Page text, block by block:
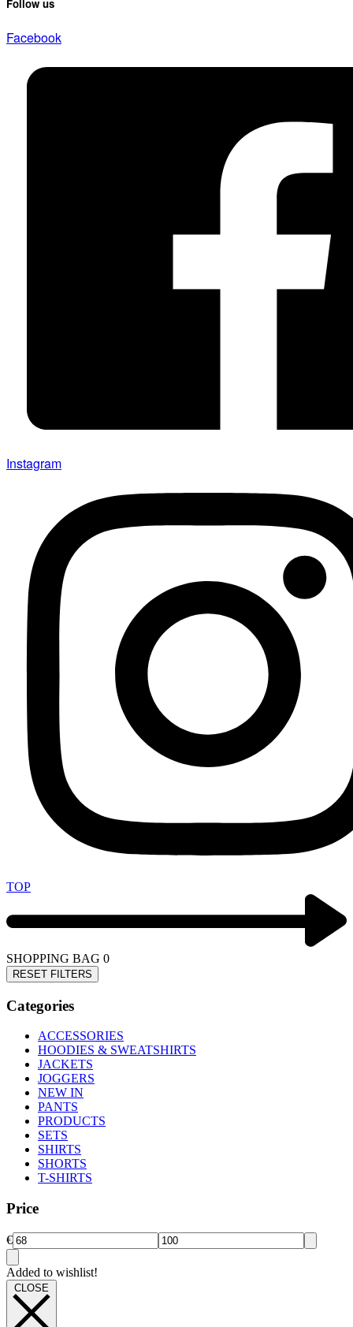
Follow us
Facebook
Instagram
TOP
SHOPPING BAG 0
RESET FILTERS
Categories
ACCESSORIES
HOODIES & SWEATSHIRTS
JACKETS
JOGGERS
NEW IN
PANTS
PRODUCTS
SETS
SHIRTS
SHORTS
T-SHIRTS
Price
€
Added to wishlist!
CLOSE